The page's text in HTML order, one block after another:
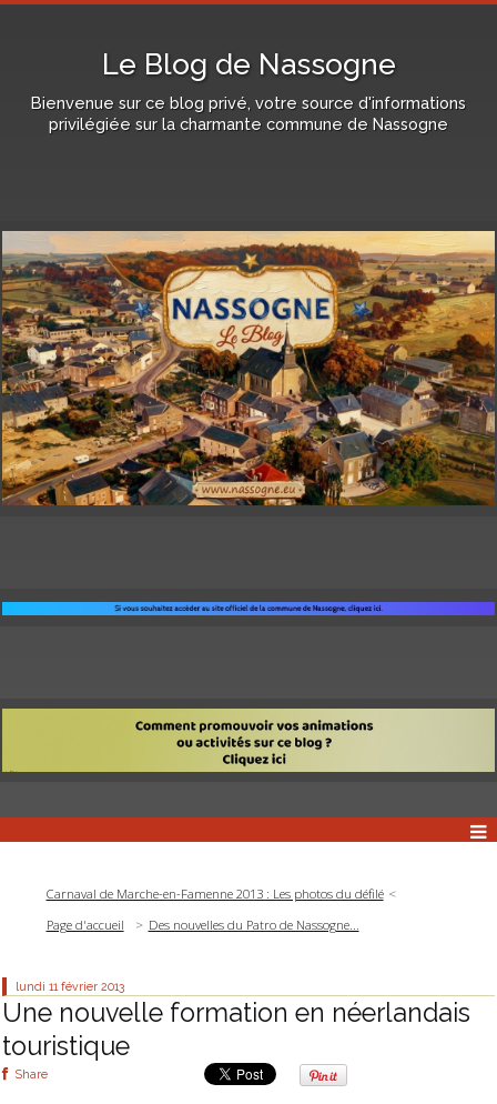
Le Blog de Nassogne
Bienvenue sur ce blog privé, votre source d'informations
privilégiée sur la charmante commune de Nassogne
Carnaval de Marche-en-Famenne 2013 : Les photos du défilé
Page d'accueil
Des nouvelles du Patro de Nassogne...
lundi 11 février 2013
Une nouvelle formation en néerlandais
touristique
Share